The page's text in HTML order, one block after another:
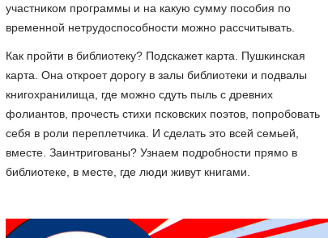
участником программы и на какую сумму пособия по
временной нетрудоспособности можно рассчитывать.
Как пройти в библиотеку? Подскажет карта. Пушкинская
карта. Она откроет дорогу в залы библиотеки и подвалы
книгохранилища, где можно сдуть пыль с древних
фолиантов, прочесть стихи псковских поэтов, попробовать
себя в роли переплетчика. И сделать это всей семьей,
вместе. Заинтригованы? Узнаем подробности прямо в
библиотеке, в месте, где люди живут книгами.